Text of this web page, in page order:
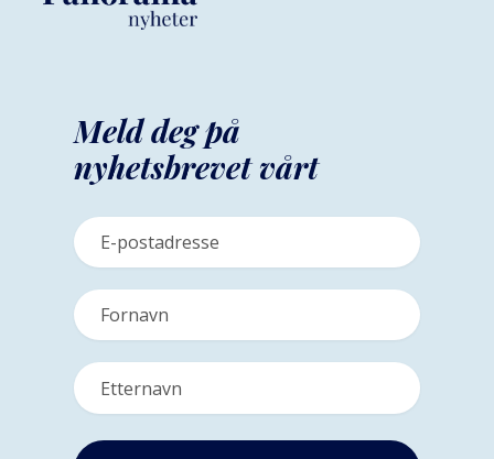
Meld deg på
nyhetsbrevet vårt